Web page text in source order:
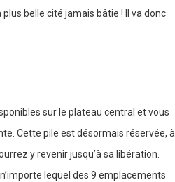
belle cité jamais bâtie ! Il va donc
sur le plateau central et vous
Cette pile est désormais réservée, à
y revenir jusqu’à sa libération.
lequel des 9 emplacements